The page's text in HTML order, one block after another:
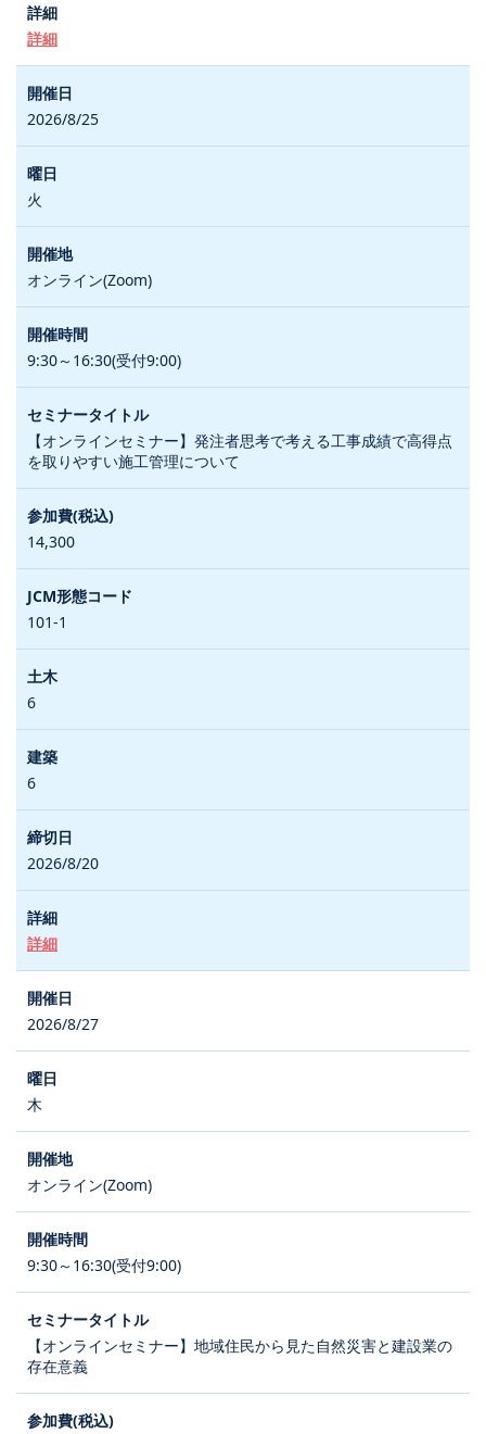
詳細
2026/8/25
火
オンライン(Zoom)
9:30～16:30(受付9:00)
【オンラインセミナー】発注者思考で考える工事成績で高得点
を取りやすい施工管理について
14,300
101-1
6
6
2026/8/20
詳細
2026/8/27
木
オンライン(Zoom)
9:30～16:30(受付9:00)
【オンラインセミナー】地域住民から見た自然災害と建設業の
存在意義